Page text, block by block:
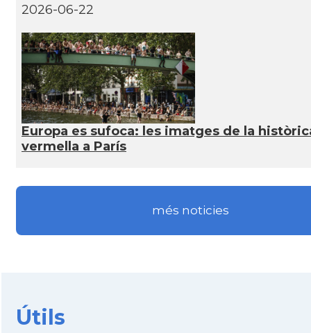
2026-06-22
Europa es sufoca: les imatges de la
vermella a París
més noticies
Útils